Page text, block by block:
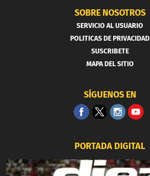
SOBRE NOSOTROS
SERVICIO AL USUARIO
POLITICAS DE PRIVACIDAD
SUSCRIBETE
MAPA DEL SITIO
SÍGUENOS EN
PORTADA DIGITAL